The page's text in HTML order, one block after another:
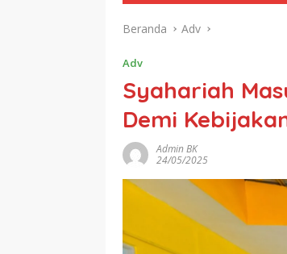
Beranda Adv
Adv
Syahariah
Demi
Admin BK
24/05/2025